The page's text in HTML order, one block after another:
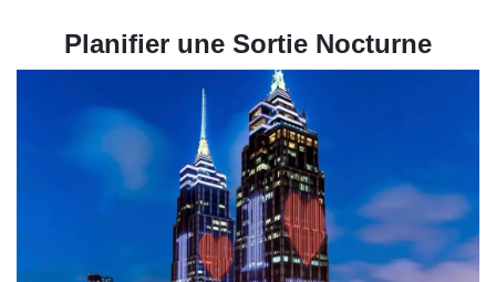
Planifier une Sortie Nocturne